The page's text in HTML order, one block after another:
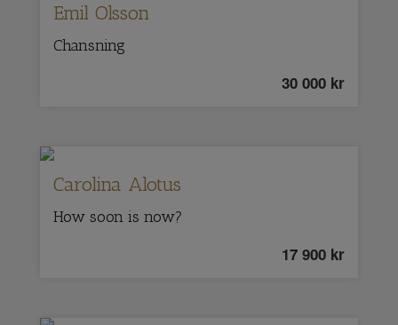
Emil Olsson
Chansning
30 000 kr
Carolina Alotus
How soon is now?
17 900 kr